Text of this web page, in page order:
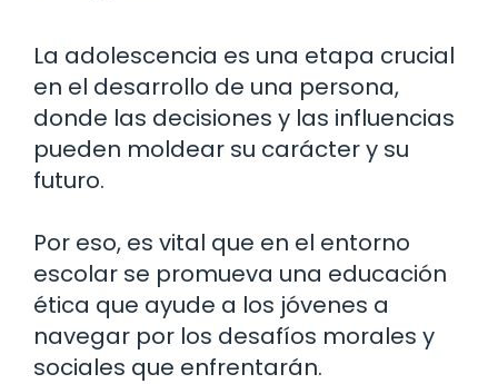
La adolescencia es una etapa crucial
en el desarrollo de una persona,
donde las decisiones y las influencias
pueden moldear su carácter y su
futuro.
Por eso, es vital que en el entorno
escolar se promueva una educación
ética que ayude a los jóvenes a
navegar por los desafíos morales y
sociales que enfrentarán.